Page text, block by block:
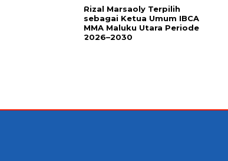
Rizal Marsaoly Terpilih
sebagai Ketua Umum IBCA
MMA Maluku Utara Periode
2026–2030